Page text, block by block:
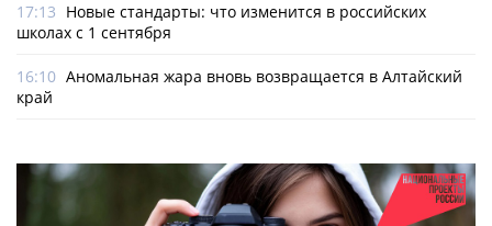
17:13 Новые стандарты: что изменится в российских
школах с 1 сентября
16:10 Аномальная жара вновь возвращается в Алтайский
край